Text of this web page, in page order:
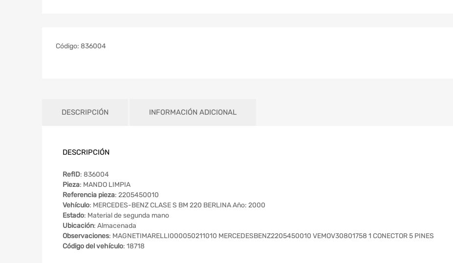
Código: 836004
DESCRIPCIÓN INFORMACIÓN ADICIONAL
DESCRIPCIÓN
RefID: 836004
Pieza: MANDO LIMPIA
Referencia pieza: 2205450010
Vehículo: MERCEDES-BENZ CLASE S BM 220 BERLINA Año: 2000
Estado: Material de segunda mano
Ubicación: Almacenada
Observaciones: MAGNETIMARELLI000050211010 MERCEDESBENZ2205450010 VEMOV30801758 1 CONECTOR 5 PINES
Código del vehículo: 18718